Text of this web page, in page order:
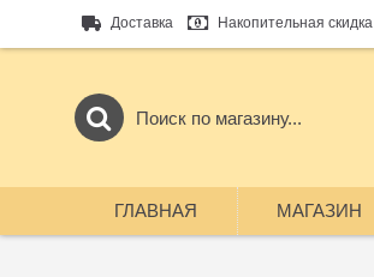
Доставка Накопительная скидка
ГЛАВНАЯ МАГАЗИН